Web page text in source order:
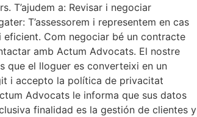
T’ajudem a: Revisar i negociar
T’assessorem i representem en cas
Com negociar bé un contracte
amb Actum Advocats. El nostre
que el lloguer es converteixi en un
i accepto la política de privacitat
Advocats le informa que sus datos
finalidad es la gestión de clientes y